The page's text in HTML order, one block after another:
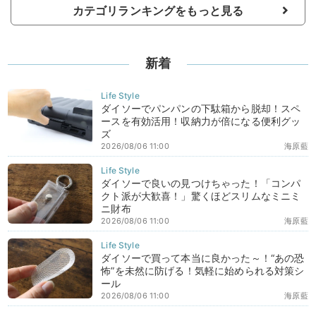
カテゴリランキングをもっと見る
新着
ダイソーでパンパンの下駄箱から脱却！スペ
ースを有効活用！収納力が倍になる便利グッ
ズ
海原藍
2026/08/06 11:00
ダイソーで良いの見つけちゃった！「コンパ
クト派が大歓喜！」驚くほどスリムなミニミ
ニ財布
海原藍
2026/08/06 11:00
ダイソーで買って本当に良かった～！“あの恐
怖”を未然に防げる！気軽に始められる対策シ
ール
海原藍
2026/08/06 11:00